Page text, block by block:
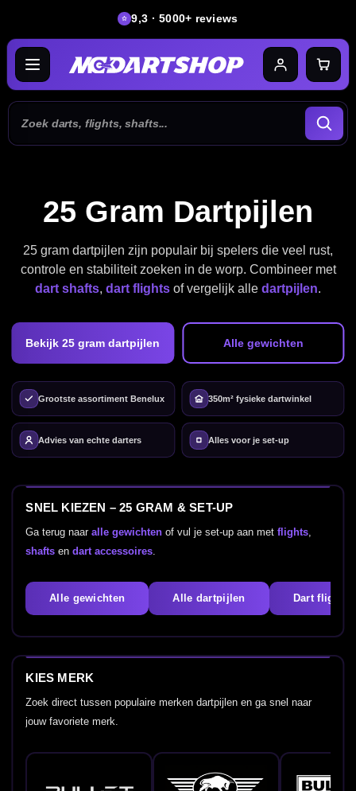
9,3 · 5000+ reviews
25 Gram Dartpijlen
25 gram dartpijlen zijn populair bij spelers die veel rust,
controle en stabiliteit zoeken in de worp. Combineer met
dart shafts, dart flights of vergelijk alle dartpijlen.
Bekijk 25 gram dartpijlen Alle gewichten
Grootste assortiment Benelux 350m² fysieke dartwinkel
Advies van echte darters Alles voor je set-up
SNEL KIEZEN – 25 GRAM & SET-UP
Ga terug naaralle gewichten of vul je set-up aan metflights,
shafts endart accessoires.
Alle gewichten Alle dartpijlen Dart flights
KIES MERK
Zoek direct tussen populaire merken dartpijlen en ga snel naar
jouw favoriete merk.